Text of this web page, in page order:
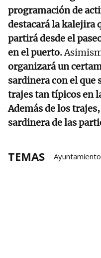
programación de
destacará la kalejira
partirá desde el
en el puerto.
organizará un
sardinera con el que
trajes tan típicos en
Además de los
sardinera de las
TEMAS